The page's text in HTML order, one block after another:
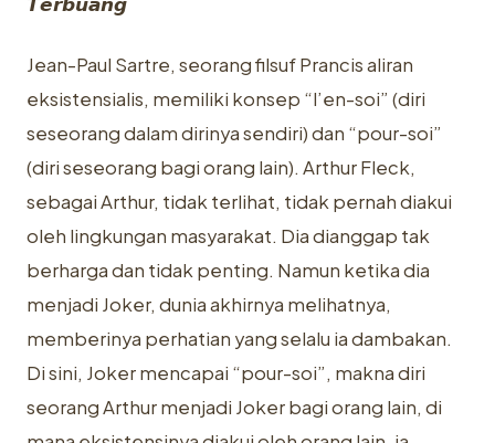
Jean-Paul Sartre, seorang filsuf Prancis aliran
eksistensialis, memiliki konsep “l’en-soi” (diri
seseorang dalam dirinya sendiri) dan “pour-soi”
(diri seseorang bagi orang lain). Arthur Fleck,
sebagai Arthur, tidak terlihat, tidak pernah diakui
oleh lingkungan masyarakat. Dia dianggap tak
berharga dan tidak penting. Namun ketika dia
menjadi Joker, dunia akhirnya melihatnya,
memberinya perhatian yang selalu ia dambakan.
Di sini, Joker mencapai “pour-soi”, makna diri
seorang Arthur menjadi Joker bagi orang lain, di